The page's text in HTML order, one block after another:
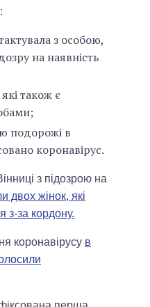
з особою,
на наявність
також є
подорожі в
коронавірус.
з підозрою на
двох жінок, які
з-за кордону.
коронавірусу в